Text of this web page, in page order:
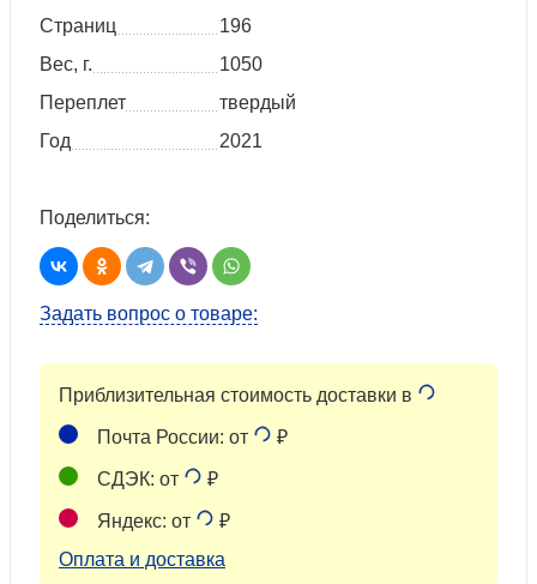
Страниц
196
Вес, г.
1050
Переплет
твердый
Год
2021
Поделиться:
Задать вопрос о товаре:
Приблизительная стоимость доставки в
Почта России: от ₽
СДЭК: от ₽
Яндекс: от
₽
Оплата и доставка